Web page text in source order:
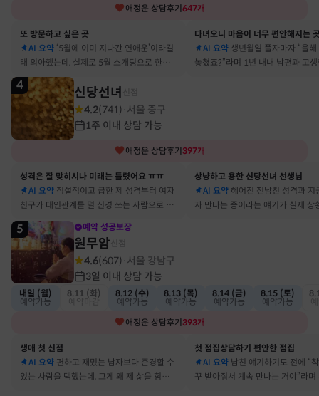
애정운 상담후기 647개
또 방문하고 싶은 곳
AI 요약 ‘5월에 이미 지나간 연애운’이라길
래 의아했는데, 실제로 5월 소개팅으로 한참
고민했던 사람이 있었어요
다녀오니 마음이 너무 편안해지는
AI 요약 생년월일 풀자마자 “올
놓쳤죠?”라며 1년 내내 남편과 고
4 신당선녀
4.2(741) 서울 중구
1주 이내 상담 가능
애정운 상담후기 397개
성격은 잘 맞히시나 미래는 틀렸어요 ㅠㅠ
AI 요약 직설적이고 급한 제 성격부터 여자
친구가 대인관계를 덜 신경 쓰는 사람으로 바
뀔 거란 말까지 그대로 현실이 됐어요
상냥하고 용한 신당선녀 선생님
AI 요약 헤어진 전남친 성격과 지
자 만나는 중이라는 얘기가 실제 상
5 예약 성공보장
원무암
4.6(607) 서울 강남구
3일 이내 상담 가능
내일 (월)
예약가능
8.11 (화)
8.12 (수)
예약가능
8.13 (목)
예약가능
8.14 (금)
예약가능
8.15 (토)
예약가능
애정운 상담후기 393개
생애 첫 신점
AI 요약 편하고 재밌는 남자보다 존경할 수
있는 사람을 택했는데, 그게 왜 제 삶을 힘들게
첫 점집상담하기 편안한 점집
AI 요약 남친 얘기하기도 전에 “
꾸 받아줘서 계속 만나는 거야”라며